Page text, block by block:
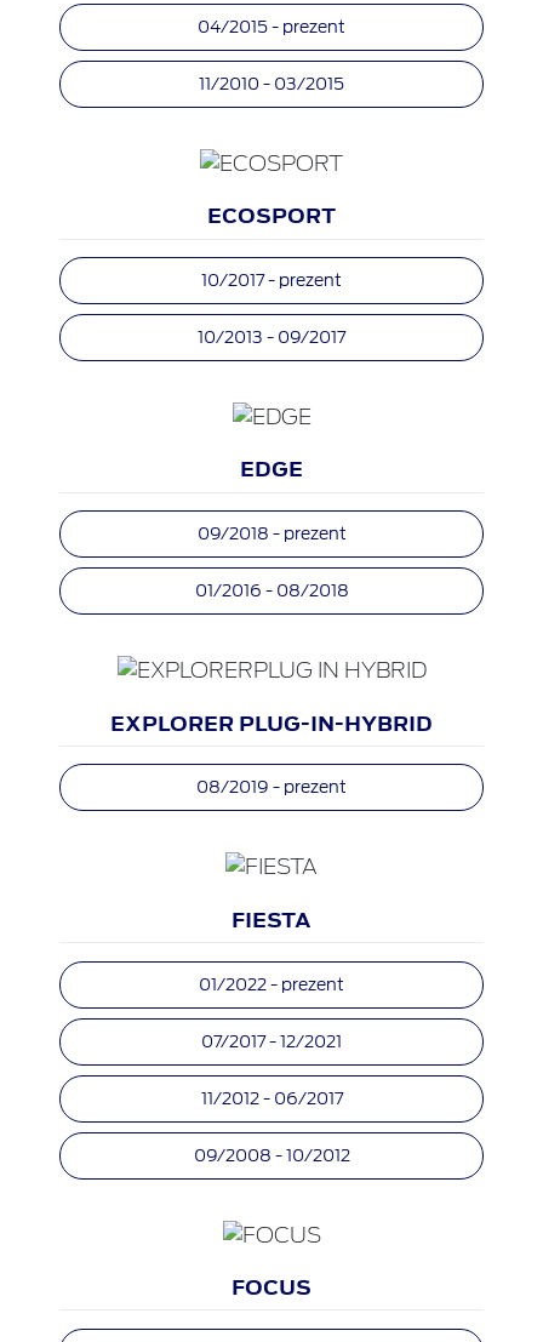
04/2015 - prezent
11/2010 - 03/2015
ECOSPORT
10/2017 - prezent
10/2013 - 09/2017
EDGE
09/2018 - prezent
01/2016 - 08/2018
EXPLORER PLUG-IN-HYBRID
08/2019 - prezent
FIESTA
01/2022 - prezent
07/2017 - 12/2021
11/2012 - 06/2017
09/2008 - 10/2012
FOCUS